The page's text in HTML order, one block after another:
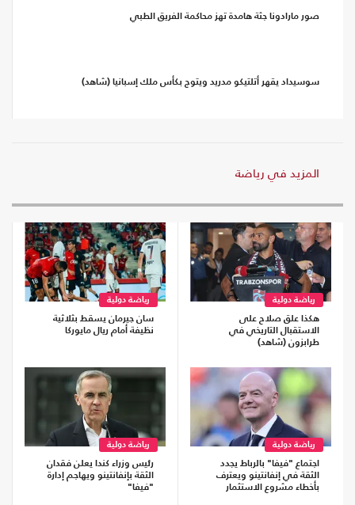
صور مارادونا جثة هامدة تهز محاكمة الفريق الطبي
سوسيداد يقهر أتلتيكو مدريد ويتوج بكأس ملك إسبانيا (شاهد)
المزيد في رياضة
رياضة دولية
هكذا علق صلاح على
الاستقبال التاريخي في
طرابزون (شاهد)
رياضة دولية
سان جيرمان يسقط بثلاثية
نظيفة أمام ريال مايوركا
رياضة دولية
اجتماع "فيفا" بالرباط يجدد
الثقة في إنفانتينو ويعترف
بأخطاء مشروع الاستثمار
رياضة دولية
رئيس وزراء كندا يعلن فقدان
الثقة بإنفانتينو ويهاجم إدارة
"فيفا"